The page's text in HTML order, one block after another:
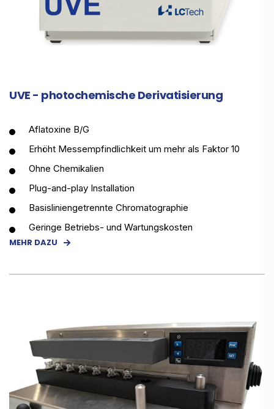
UVE - photochemische Derivatisierung
Aflatoxine B/G
Erhöht Messempfindlichkeit um mehr als Faktor 10
Ohne Chemikalien
Plug-and-play Installation
Basisliniengetrennte Chromatographie
Geringe Betriebs- und Wartungskosten
MEHR DAZU